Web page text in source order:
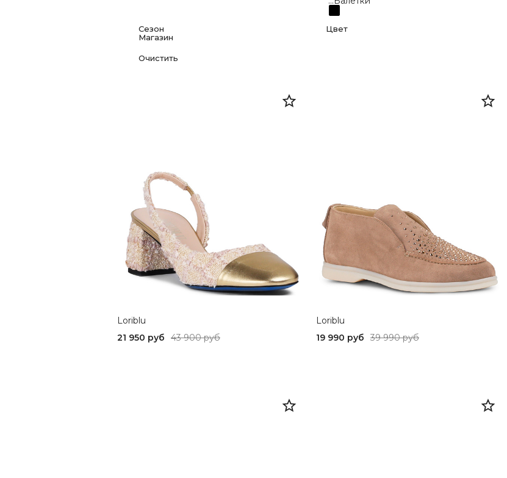
...Босоножки
Сезон
Деми
Цвет
Оранжевый
Магазин
Loriblu
21 950 руб
43 900 руб
Loriblu
19 990 руб
39 990 руб